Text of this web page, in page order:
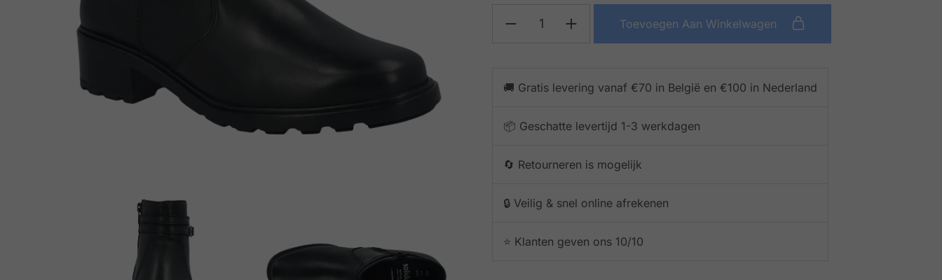
Toevoegen Aan Winkelwagen
🚚 Gratis levering vanaf €70 in België en €100 in Nederland
📦 Geschatte levertijd 1-3 werkdagen
🔄 Retourneren is mogelijk
🔒 Veilig & snel online afrekenen
⭐️ Klanten geven ons 10/10